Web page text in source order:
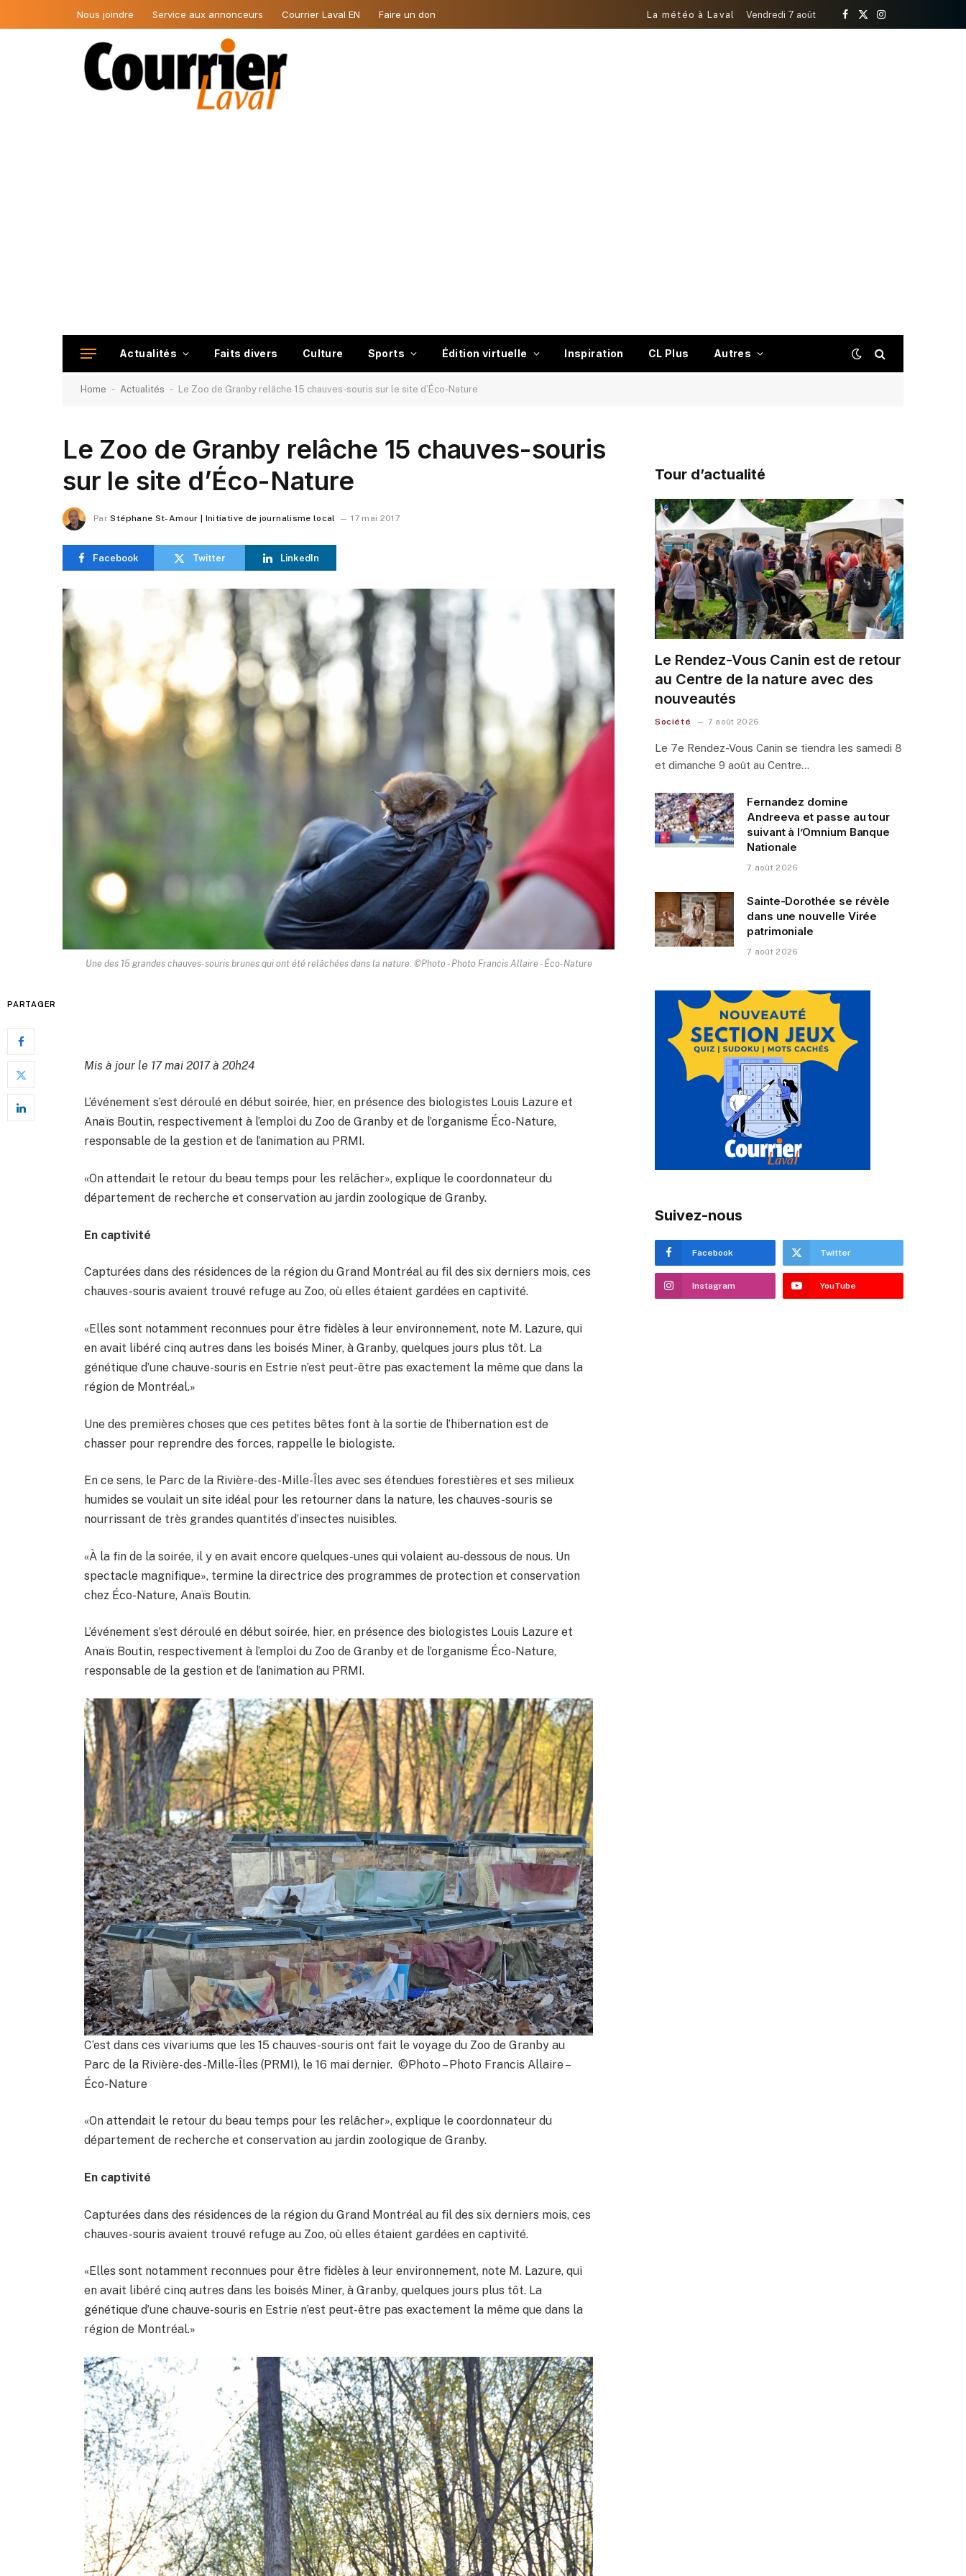
Nous joindre Service aux annonceurs Courrier Laval EN Faire un don La météo à Laval Vendredi 7 août
Facebook
X
Instagram
Actualités Faits divers Culture Sports Édition virtuelle Inspiration CL Plus Autres
Home - Actualités - Le Zoo de Granby relâche 15 chauves-souris sur le site d’Éco-Nature
Le Zoo de Granby relâche 15 chauves-souris
sur le site d’Éco-Nature
Par Stéphane St-Amour | Initiative de journalisme local 17 mai 2017
Facebook Twitter LinkedIn
Une des 15 grandes chauves-souris brunes qui ont été relâchées dans la nature. ©Photo - Photo Francis Allaire - Éco-Nature
PARTAGER
Mis à jour le 17 mai 2017 à 20h24
L’événement s’est déroulé en début soirée, hier, en présence des biologistes Louis Lazure et
Anaïs Boutin, respectivement à l’emploi du Zoo de Granby et de l’organisme Éco-Nature,
responsable de la gestion et de l’animation au PRMI.
«On attendait le retour du beau temps pour les relâcher», explique le coordonnateur du
département de recherche et conservation au jardin zoologique de Granby.
En captivité
Capturées dans des résidences de la région du Grand Montréal au fil des six derniers mois, ces
chauves-souris avaient trouvé refuge au Zoo, où elles étaient gardées en captivité.
«Elles sont notamment reconnues pour être fidèles à leur environnement, note M. Lazure, qui
en avait libéré cinq autres dans les boisés Miner, à Granby, quelques jours plus tôt. La
génétique d’une chauve-souris en Estrie n’est peut-être pas exactement la même que dans la
région de Montréal.»
Une des premières choses que ces petites bêtes font à la sortie de l’hibernation est de
chasser pour reprendre des forces, rappelle le biologiste.
En ce sens, le Parc de la Rivière-des-Mille-Îles avec ses étendues forestières et ses milieux
humides se voulait un site idéal pour les retourner dans la nature, les chauves-souris se
nourrissant de très grandes quantités d’insectes nuisibles.
«À la fin de la soirée, il y en avait encore quelques-unes qui volaient au-dessous de nous. Un
spectacle magnifique», termine la directrice des programmes de protection et conservation
chez Éco-Nature, Anaïs Boutin.
L’événement s’est déroulé en début soirée, hier, en présence des biologistes Louis Lazure et
Anaïs Boutin, respectivement à l’emploi du Zoo de Granby et de l’organisme Éco-Nature,
responsable de la gestion et de l’animation au PRMI.
C’est dans ces vivariums que les 15 chauves-souris ont fait le voyage du Zoo de Granby au
Parc de la Rivière-des-Mille-Îles (PRMI), le 16 mai dernier. ©Photo – Photo Francis Allaire –
Éco-Nature
«On attendait le retour du beau temps pour les relâcher», explique le coordonnateur du
département de recherche et conservation au jardin zoologique de Granby.
En captivité
Capturées dans des résidences de la région du Grand Montréal au fil des six derniers mois, ces
chauves-souris avaient trouvé refuge au Zoo, où elles étaient gardées en captivité.
«Elles sont notamment reconnues pour être fidèles à leur environnement, note M. Lazure, qui
en avait libéré cinq autres dans les boisés Miner, à Granby, quelques jours plus tôt. La
génétique d’une chauve-souris en Estrie n’est peut-être pas exactement la même que dans la
région de Montréal.»
Tour d’actualité
Le Rendez-Vous Canin est de retour
au Centre de la nature avec des
nouveautés
Société 7 août 2026
Le 7e Rendez-Vous Canin se tiendra les samedi 8
et dimanche 9 août au Centre…
Fernandez domine
Andreeva et passe au tour
suivant à l’Omnium Banque
Nationale
7 août 2026
Sainte-Dorothée se révèle
dans une nouvelle Virée
patrimoniale
7 août 2026
Suivez-nous
Facebook Twitter
Instagram YouTube